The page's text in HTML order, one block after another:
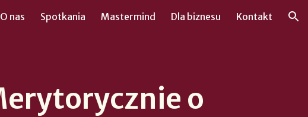
navigation
O nas Spotkania Mastermind Dla biznesu Kontakt
erytorycznie o